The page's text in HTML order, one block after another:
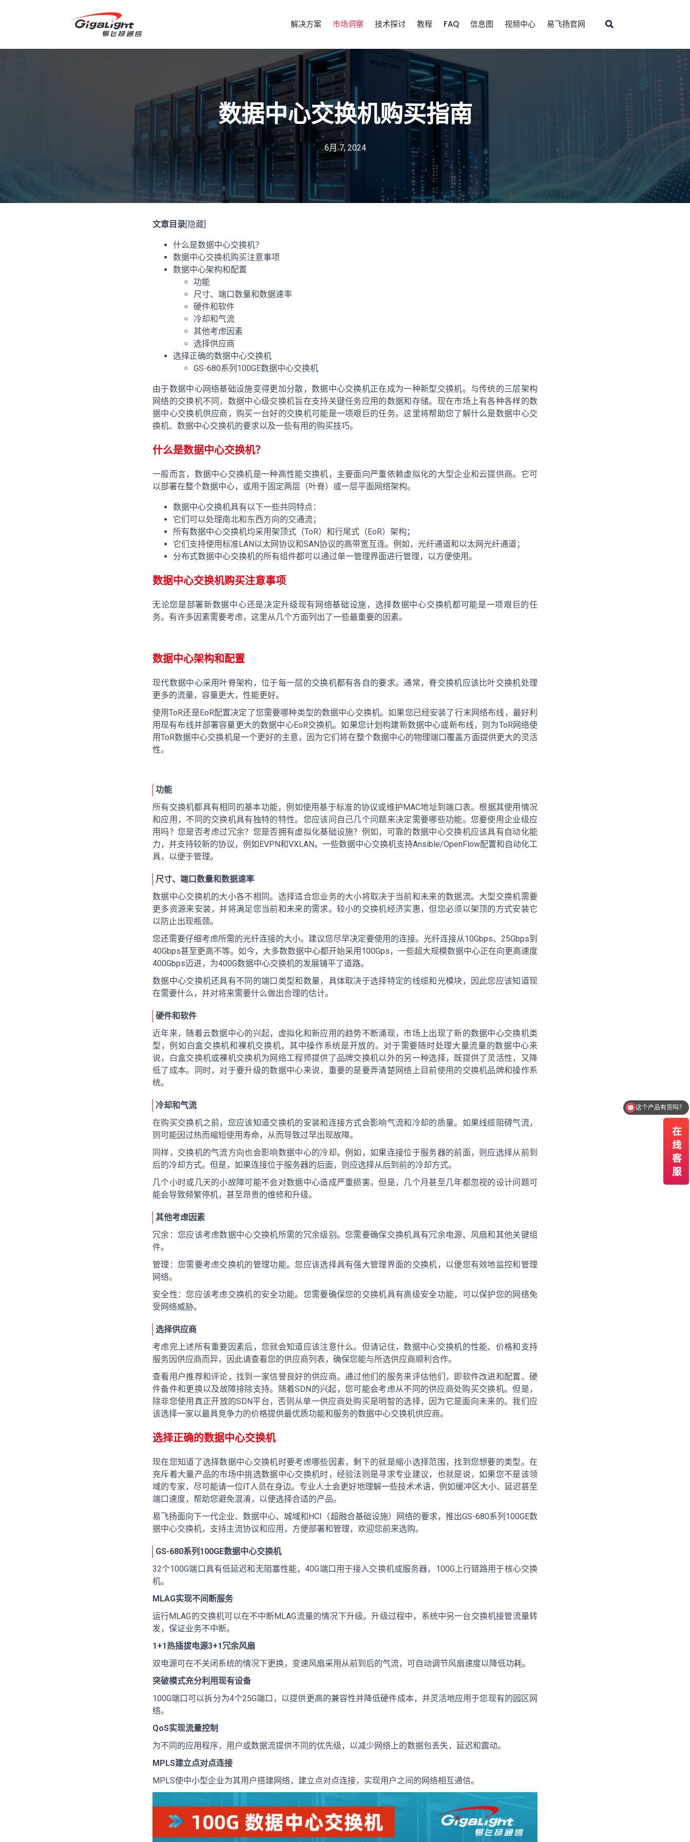
开放光网络器件的向导
解决方案 市场洞察 技术探讨 教程 FAQ 信息图 视频中心 易飞扬官网
数据中心交换机购买指南
6月 7, 2024
文章目录[隐藏]
什么是数据中心交换机？
数据中心交换机购买注意事项
数据中心架构和配置
功能
尺寸、端口数量和数据速率
硬件和软件
冷却和气流
其他考虑因素
选择供应商
选择正确的数据中心交换机
GS-680系列100GE数据中心交换机
由于数据中心网络基础设施变得更加分散，数据中心交换机正在成为一种新型交换机。与传统的三层架构
网络的交换机不同，数据中心级交换机旨在支持关键任务应用的数据和存储。现在市场上有各种各样的数
据中心交换机供应商，购买一台好的交换机可能是一项艰巨的任务。这里将帮助您了解什么是数据中心交
换机、数据中心交换机的要求以及一些有用的购买技巧。
什么是数据中心交换机？
一般而言，数据中心交换机是一种高性能交换机，主要面向严重依赖虚拟化的大型企业和云提供商。它可
以部署在整个数据中心，或用于固定两层（叶脊）或一层平面网络架构。
数据中心交换机具有以下一些共同特点：
它们可以处理南北和东西方向的交通流；
所有数据中心交换机均采用架顶式（ToR）和行尾式（EoR）架构；
它们支持使用标准LAN以太网协议和SAN协议的高带宽互连。例如，光纤通道和以太网光纤通道；
分布式数据中心交换机的所有组件都可以通过单一管理界面进行管理，以方便使用。
数据中心交换机购买注意事项
无论您是部署新数据中心还是决定升级现有网络基础设施，选择数据中心交换机都可能是一项艰巨的任
务。有许多因素需要考虑，这里从几个方面列出了一些最重要的因素。
数据中心架构和配置
现代数据中心采用叶脊架构，位于每一层的交换机都有各自的要求。通常，脊交换机应该比叶交换机处理
更多的流量，容量更大，性能更好。
使用ToR还是EoR配置决定了您需要哪种类型的数据中心交换机。如果您已经安装了行末网络布线，最好利
用现有布线并部署容量更大的数据中心EoR交换机。如果您计划构建新数据中心或新布线，则为ToR网络使
用ToR数据中心交换机是一个更好的主意，因为它们将在整个数据中心的物理端口覆盖方面提供更大的灵活
性。
功能
所有交换机都具有相同的基本功能，例如使用基于标准的协议或维护MAC地址到端口表。根据其使用情况
和应用，不同的交换机具有独特的特性。您应该问自己几个问题来决定需要哪些功能。您要使用企业级应
用吗？您是否考虑过冗余？您是否拥有虚拟化基础设施？例如，可靠的数据中心交换机应该具有自动化能
力，并支持较新的协议，例如EVPN和VXLAN。一些数据中心交换机支持Ansible/OpenFlow配置和自动化工
具，以便于管理。
尺寸、端口数量和数据速率
数据中心交换机的大小各不相同。选择适合您业务的大小将取决于当前和未来的数据流。大型交换机需要
更多资源来安装，并将满足您当前和未来的需求。较小的交换机经济实惠，但您必须以架顶的方式安装它
以防止出现瓶颈。
您还需要仔细考虑所需的光纤连接的大小。建议您尽早决定要使用的连接。光纤连接从10Gbps、25Gbps到
40Gbps甚至更高不等。如今，大多数数据中心都开始采用100Gps，一些超大规模数据中心正在向更高速度
400Gbps迈进，为400G数据中心交换机的发展铺平了道路。
数据中心交换机还具有不同的端口类型和数量，具体取决于选择特定的线缆和光模块，因此您应该知道现
在需要什么，并对将来需要什么做出合理的估计。
硬件和软件
近年来，随着云数据中心的兴起，虚拟化和新应用的趋势不断涌现，市场上出现了新的数据中心交换机类
型，例如白盒交换机和裸机交换机，其中操作系统是开放的。对于需要随时处理大量流量的数据中心来
说，白盒交换机或裸机交换机为网络工程师提供了品牌交换机以外的另一种选择，既提供了灵活性，又降
低了成本。同时，对于要升级的数据中心来说，重要的是要弄清楚网络上目前使用的交换机品牌和操作系
统。
冷却和气流
在购买交换机之前，您应该知道交换机的安装和连接方式会影响气流和冷却的质量。如果线缆阻碍气流，
则可能因过热而缩短使用寿命，从而导致过早出现故障。
同样，交换机的气流方向也会影响数据中心的冷却。例如，如果连接位于服务器的前面，则应选择从前到
后的冷却方式。但是，如果连接位于服务器的后面，则应选择从后到前的冷却方式。
几个小时或几天的小故障可能不会对数据中心造成严重损害。但是，几个月甚至几年都忽视的设计问题可
能会导致频繁停机，甚至昂贵的维修和升级。
其他考虑因素
冗余：您应该考虑数据中心交换机所需的冗余级别。您需要确保交换机具有冗余电源、风扇和其他关键组
件。
管理：您需要考虑交换机的管理功能。您应该选择具有强大管理界面的交换机，以便您有效地监控和管理
网络。
安全性：您应该考虑交换机的安全功能。您需要确保您的交换机具有高级安全功能，可以保护您的网络免
受网络威胁。
选择供应商
考虑完上述所有重要因素后，您就会知道应该注意什么。但请记住，数据中心交换机的性能、价格和支持
服务因供应商而异，因此请查看您的供应商列表，确保您能与所选供应商顺利合作。
查看用户推荐和评论，找到一家信誉良好的供应商。通过他们的服务来评估他们，即软件改进和配置、硬
件备件和更换以及故障排除支持。随着SDN的兴起，您可能会考虑从不同的供应商处购买交换机。但是，
除非您使用真正开放的SDN平台，否则从单一供应商处购买是明智的选择，因为它是面向未来的。我们应
该选择一家以最具竞争力的价格提供最优质功能和服务的数据中心交换机供应商。
选择正确的数据中心交换机
现在您知道了选择数据中心交换机时要考虑哪些因素，剩下的就是缩小选择范围，找到您想要的类型。在
充斥着大量产品的市场中挑选数据中心交换机时，经验法则是寻求专业建议，也就是说，如果您不是该领
域的专家，尽可能请一位IT人员在身边。专业人士会更好地理解一些技术术语，例如缓冲区大小、延迟甚至
端口速度，帮助您避免混淆，以便选择合适的产品。
易飞扬面向下一代企业、数据中心、城域和HCI（超融合基础设施）网络的要求，推出GS-680系列100GE数
据中心交换机，支持主流协议和应用，方便部署和管理，欢迎您前来选购。
GS-680系列100GE数据中心交换机
32个100G端口具有低延迟和无阻塞性能，40G端口用于接入交换机或服务器，100G上行链路用于核心交换
机。
MLAG实现不间断服务
运行MLAG的交换机可以在不中断MLAG流量的情况下升级。升级过程中，系统中另一台交换机接管流量转
发，保证业务不中断。
1+1热插拔电源3+1冗余风扇
双电源可在不关闭系统的情况下更换，变速风扇采用从前到后的气流，可自动调节风扇速度以降低功耗。
突破模式充分利用现有设备
100G端口可以拆分为4个25G端口，以提供更高的兼容性并降低硬件成本，并灵活地应用于您现有的园区网
络。
QoS实现流量控制
为不同的应用程序，用户或数据流提供不同的优先级，以减少网络上的数据包丢失，延迟和震动。
MPLS建立点对点连接
MPLS使中小型企业为其用户搭建网络，建立点对点连接，实现用户之间的网络相互通信。
我需要报价